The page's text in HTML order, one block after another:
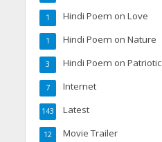
Hindi Poem on Love
1
Hindi Poem on Nature
1
Hindi Poem on Patriotic
3
Internet
7
Latest
143
Movie Trailer
12